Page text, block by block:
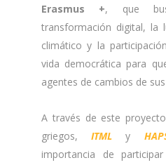
Erasmus +, que
transformación digital, la
climático y la
vida democrática para
agentes de cambios de
A través de este
griegos,ITMLy
importancia de